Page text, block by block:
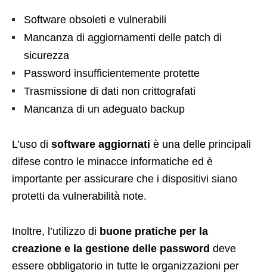
Software obsoleti e vulnerabili
Mancanza di aggiornamenti delle patch di
sicurezza
Password insufficientemente protette
Trasmissione di dati non crittografati
Mancanza di un adeguato backup
L’uso di software aggiornati è una delle principali
difese contro le minacce informatiche ed è
importante per assicurare che i dispositivi siano
protetti da vulnerabilità note.
Inoltre, l’utilizzo di buone pratiche per la
creazione e la gestione delle password deve
essere obbligatorio in tutte le organizzazioni per